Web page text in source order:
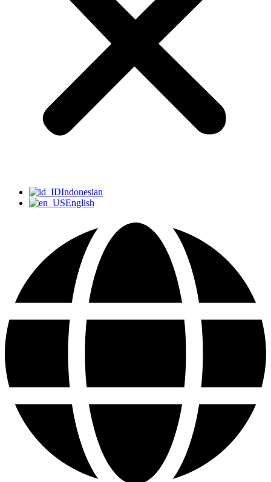
Indonesian
English